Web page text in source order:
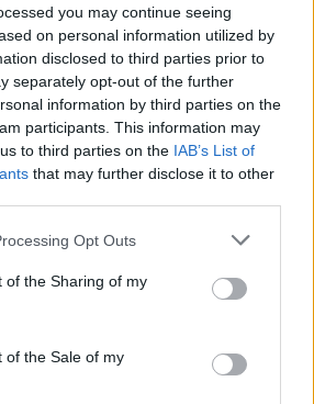
you may continue seeing
on personal information utilized by
disclosed to third parties prior to
separately opt-out of the further
information by third parties on the
participants. This information may
to third parties on the IAB’s List of
that may further disclose it to other
Opt Outs
of the Sharing of my
of the Sale of my
plaisir musical :
apprenez la guitare chez
les MP3 sur
les MP3 ou trouver le CD sur
et des CD sur